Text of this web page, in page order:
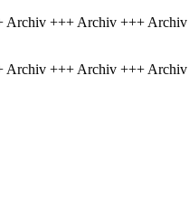
+++ Archiv +++
+++ Archiv +++